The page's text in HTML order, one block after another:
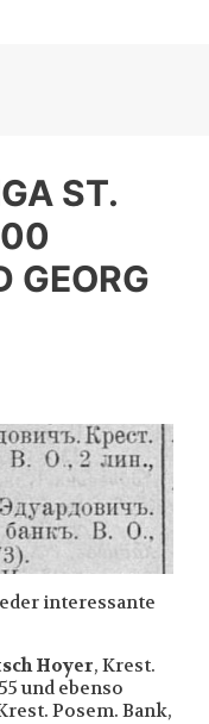
ST.
GEORG
interessante
Hoyer, Krest.
und ebenso
Posem. Bank,